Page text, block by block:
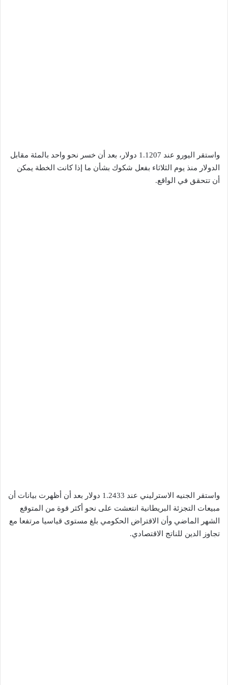
واستقر اليورو عند 1.1207 دولار، بعد أن خسر نحو واحد بالمئة مقابل
الدولار منذ يوم الثلاثاء بفعل شكوك بشأن ما إذا كانت الخطة يمكن
أن تتحقق في الواقع.
واستقر الجنيه الاسترليني عند 1.2433 دولار بعد أن أظهرت بيانات أن
مبيعات التجزئة البريطانية انتعشت على نحو أكثر قوة من المتوقع
الشهر الماضي وأن الاقتراض الحكومي بلغ مستوى قياسيا مرتفعا مع
تجاوز الدين للناتج الاقتصادي.